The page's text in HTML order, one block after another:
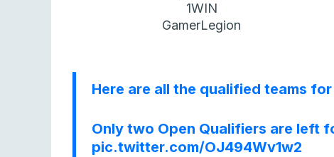
1WIN
GamerLegion
Here are all the qualified teams
Only two Open Qualifiers are left
pic.twitter.com/OJ494Wv1w2